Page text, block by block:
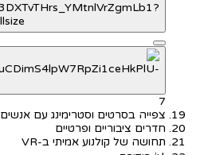
7
צפייה בסרטים וסטרימינג עם אנשים
חדרים ציבוריים ופרטיים
תחושה של קולנוע אמיתי ב-VR